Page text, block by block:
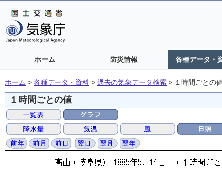
ホーム 防災情報 各種データ・
ホーム > 各種データ・資料 > 過去の気象データ検索 > １時間ごとの
１時間ごとの値